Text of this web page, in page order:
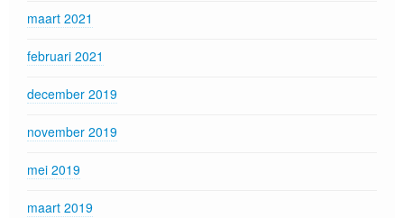
maart 2021
februari 2021
december 2019
november 2019
mei 2019
maart 2019